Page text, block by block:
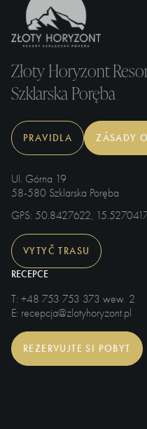
Złoty Horyzont
Szklarska Poręba
PRAVIDLA ZÁSADY
Ul. Górna 19
58-580 Szklarska Poręba
GPS: 50.8427622,
VYTYČ TRASU
RECEPCE
T: +48 753 753 373 wew. 2
E: recepcja@zlotyhoryzont.pl
REZERVUJTE SI POBYT